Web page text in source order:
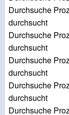
Durchsuche
durchsucht
Durchsuche
durchsucht
Durchsuche
durchsucht
Durchsuche
durchsucht
Durchsuche